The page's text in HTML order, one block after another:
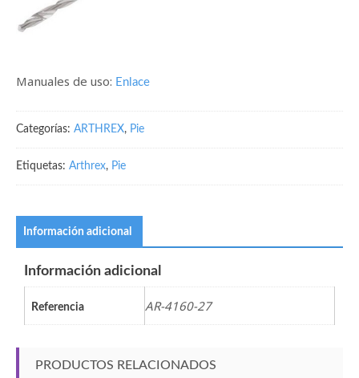
Manuales de uso: Enlace
Categorías: ARTHREX, Pie
Etiquetas: Arthrex, Pie
Información adicional
Información adicional
Referencia AR-4160-27
PRODUCTOS RELACIONADOS